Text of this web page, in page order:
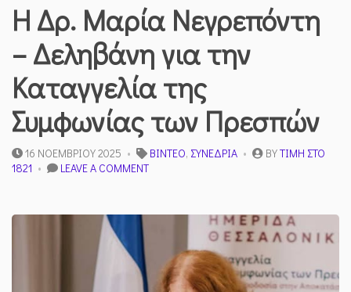
Η Δρ. Μαρία Νεγρεπόντη
– Δεληβάνη για την
Καταγγελία της
Συμφωνίας των Πρεσπών
16 ΝΟΕΜΒΡΊΟΥ 2025 ΒΊΝΤΕΟ, ΣΥΝΈΔΡΙΑ BYΤΙΜΉ ΣΤΟ
1821
LEAVE A COMMENTON
ΜΑΡΊΑ
ΝΕΓΡΕΠΌΝΤΗ
ΔΕΛΗΒΆΝΗ
ΓΙΑ
ΤΗΝ